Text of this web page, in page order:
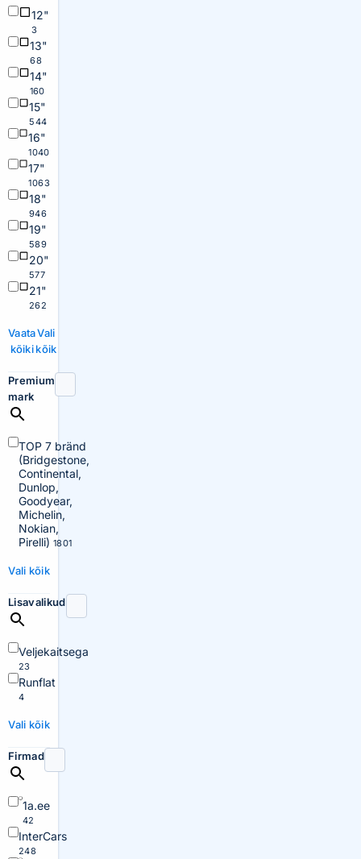
12"
3
13"
68
14"
160
15"
544
16"
1040
17"
1063
18"
946
19"
589
20"
577
21"
262
Vaata
kõiki
Vali
kõik
Premium
mark
TOP 7 bränd
(Bridgestone,
Continental,
Dunlop,
Goodyear,
Michelin,
Nokian,
Pirelli) 1801
Vali kõik
Lisavalikud
Veljekaitsega
23
Runflat
4
Vali kõik
Firmad
1a.ee
42
InterCars
248